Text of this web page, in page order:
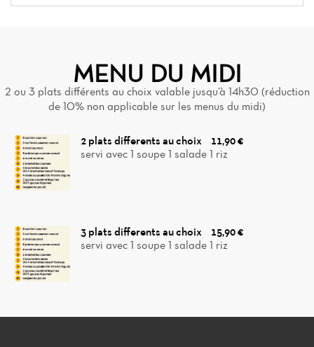
MENU DU MIDI
2 ou 3 plats différents au choix valable jusqu’à 14h30 (réduction
de 10% non applicable sur les menus du midi)
2 plats differents au choix
11,90 €
servi avec 1 soupe 1 salade 1 riz
3 plats differents au choix
15,90 €
servi avec 1 soupe 1 salade 1 riz